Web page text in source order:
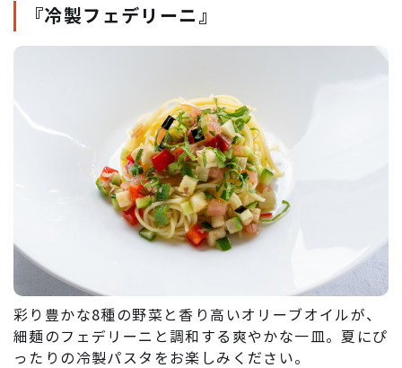
『冷製フェデリーニ』
彩り豊かな8種の野菜と香り高いオリーブオイルが、
細麺のフェデリーニと調和する爽やかな一皿。夏にぴ
ったりの冷製パスタをお楽しみください。